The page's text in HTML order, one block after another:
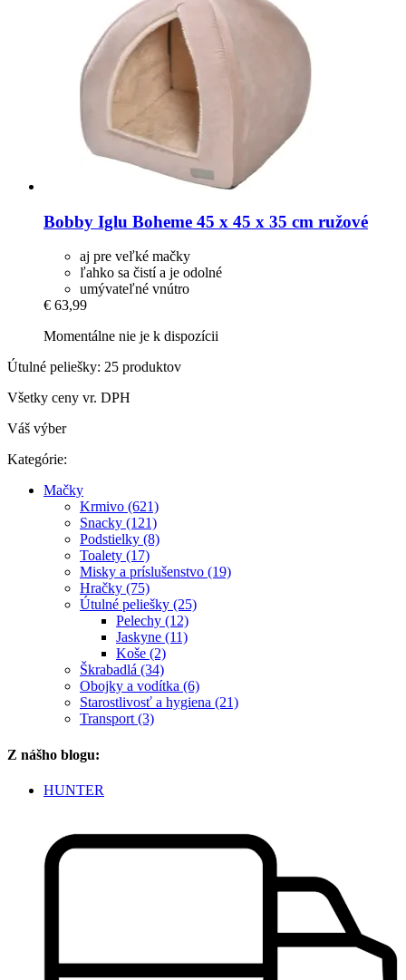
Bobby Iglu Boheme 45 x 45 x 35 cm ružové
aj pre veľké mačky
ľahko sa čistí a je odolné
umývateľné vnútro
€ 63,99
Momentálne nie je k dispozícii
Útulné peliešky: 25 produktov
Všetky ceny vr. DPH
Váš výber
Kategórie:
Mačky
Krmivo (621)
Snacky (121)
Podstielky (8)
Toalety (17)
Misky a príslušenstvo (19)
Hračky (75)
Útulné peliešky (25)
Pelechy (12)
Jaskyne (11)
Koše (2)
Škrabadlá (34)
Obojky a vodítka (6)
Starostlivosť a hygiena (21)
Transport (3)
Z nášho blogu:
HUNTER